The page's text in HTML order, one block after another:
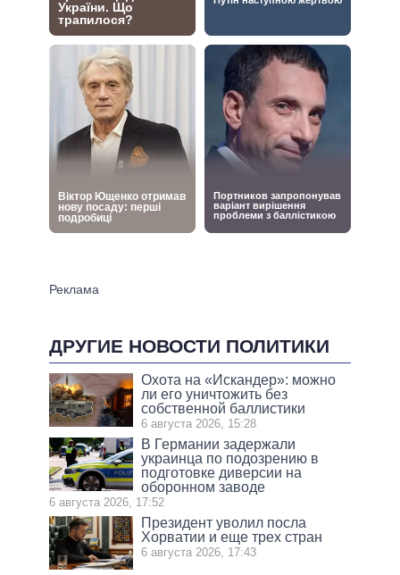
ДРУГИЕ НОВОСТИ ПОЛИТИКИ
Охота на «Искандер»: можно
ли его уничтожить без
собственной баллистики
6 августа 2026, 15:28
В Германии задержали
украинца по подозрению в
подготовке диверсии на
оборонном заводе
6 августа 2026, 17:52
Президент уволил посла
Хорватии и еще трех стран
6 августа 2026, 17:43